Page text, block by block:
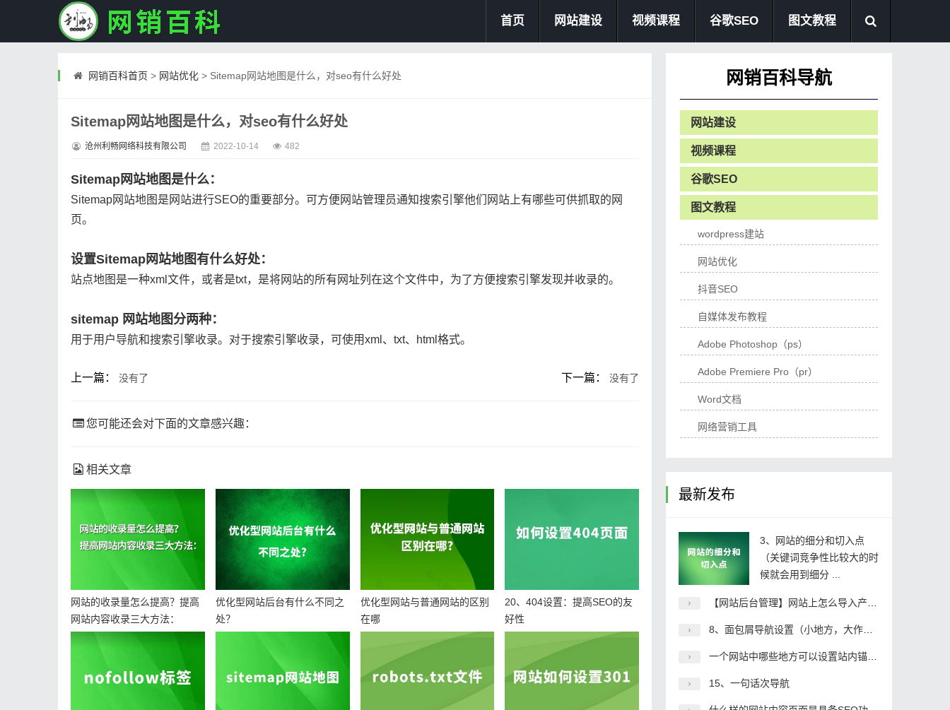
首页 网站建设 视频课程 谷歌SEO 图文教程
网销百科首页 > 网站优化 >Sitemap网站地图是什么，对seo有什么好处
Sitemap网站地图是什么，对seo有什么好处
沧州利畅网络科技有限公司 2022-10-14 482
Sitemap网站地图是什么：
Sitemap网站地图是网站进行SEO的重要部分。可方便网站管理员通知搜索引擎他们网站上有哪些可供抓取的网
页。
设置Sitemap网站地图有什么好处：
站点地图是一种xml文件，或者是txt，是将网站的所有网址列在这个文件中，为了方便搜索引擎发现并收录的。
sitemap 网站地图分两种：
用于用户导航和搜索引擎收录。对于搜索引擎收录，可使用xml、txt、html格式。
上一篇： 没有了 下一篇： 没有了
您可能还会对下面的文章感兴趣：
相关文章
网站的收录量怎么提高？提高
网站内容收录三大方法：
优化型网站后台有什么不同之
处？
优化型网站与普通网站的区别
在哪
20、404设置：提高SEO的友
好性
网销百科导航
网站建设
视频课程
谷歌SEO
图文教程
wordpress建站
网站优化
抖音SEO
自媒体发布教程
Adobe Photoshop（ps）
Adobe Premiere Pro（pr）
Word文档
网络营销工具
最新发布
3、网站的细分和切入点
（关键词竞争性比较大的时
候就会用到细分 ...
【网站后台管理】网站上怎么导入产品图片
8、面包屑导航设置（小地方，大作用）
一个网站中哪些地方可以设置站内锚文本
15、一句话次导航